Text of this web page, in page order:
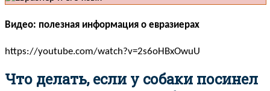
Видео: полезная информация о евразиерах
https://youtube.com/watch?v=2s6oHBxOwuU
Что делать, если у собаки посинел